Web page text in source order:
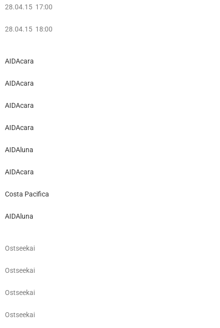
28.04.15 17:00
28.04.15 18:00
AIDAcara
AIDAcara
AIDAcara
AIDAcara
AIDAluna
AIDAcara
Costa Pacifica
AIDAluna
Ostseekai
Ostseekai
Ostseekai
Ostseekai